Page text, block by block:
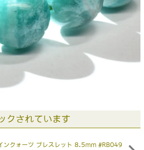
クされています
ンクォーツ ブレスレット 8.5mm #RB049